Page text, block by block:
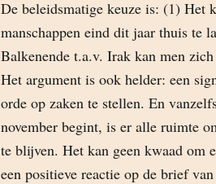
De beleidsmatige keuze is: (1) Het
manschappen eind dit jaar thuis te
Balkenende t.a.v. Irak kan men
Het argument is ook helder: een
orde op zaken te stellen. En
november begint, is er alle ruimte
te blijven. Het kan geen kwaad om
een positieve reactie op de brief